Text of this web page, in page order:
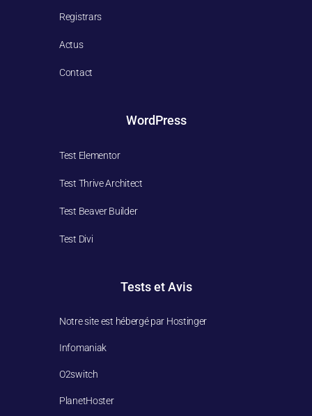
Registrars
Actus
Contact
WordPress
Test Elementor
Test Thrive Architect
Test Beaver Builder
Test Divi
Tests et Avis
Notre site est hébergé par Hostinger
Infomaniak
O2switch
PlanetHoster